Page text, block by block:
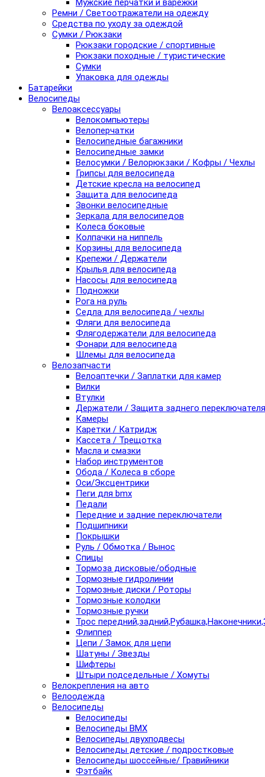
Мужские перчатки и варежки
Ремни / Светоотражатели на одежду
Средства по уходу за одеждой
Сумки / Рюкзаки
Рюкзаки городские / спортивные
Рюкзаки походные / туристические
Сумки
Упаковка для одежды
Батарейки
Велосипеды
Велоаксессуары
Велокомпьютеры
Велоперчатки
Велосипедные багажники
Велосипедные замки
Велосумки / Велорюкзаки / Кофры / Чехлы
Грипсы для велосипеда
Детские кресла на велосипед
Защита для велосипеда
Звонки велосипедные
Зеркала для велосипедов
Колеса боковые
Колпачки на ниппель
Корзины для велосипеда
Крепежи / Держатели
Крылья для велосипеда
Насосы для велосипеда
Подножки
Рога на руль
Седла для велосипеда / чехлы
Фляги для велосипеда
Флягодержатели для велосипеда
Фонари для велосипеда
Шлемы для велосипеда
Велозапчасти
Велоаптечки / Заплатки для камер
Вилки
Втулки
Держатели / Защита заднего переключателя
Камеры
Каретки / Катридж
Кассета / Трещотка
Масла и смазки
Набор инструментов
Обода / Колеса в сборе
Оси/Эксцентрики
Пеги для bmx
Педали
Передние и задние переключатели
Подшипники
Покрышки
Руль / Обмотка / Вынос
Спицы
Тормоза дисковые/ободные
Тормозные гидролинии
Тормозные диски / Роторы
Тормозные колодки
Тормозные ручки
Трос
Флиппер
Цепи / Замок для цепи
Шатуны / Звезды
Шифтеры
Штыри подседельные / Хомуты
Велокрепления на авто
Велоодежда
Велосипеды
Велосипеды
Велосипеды BMX
Велосипеды двухподвесы
Велосипеды детские / подростковые
Велосипеды шоссейные/ Гравийники
Фэтбайк